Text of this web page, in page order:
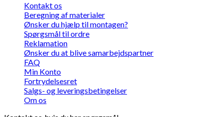
Kontakt os
Beregning af materialer
Ønsker du hjælp til montagen?
Spørgsmål til ordre
Reklamation
Ønsker du at blive samarbejdspartner
FAQ
Min Konto
Fortrydelsesret
Salgs- og leveringsbetingelser
Om os